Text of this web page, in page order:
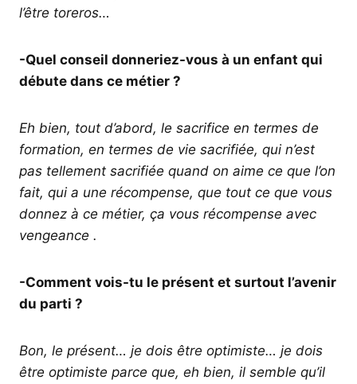
l’être toreros…
-Quel conseil donneriez-vous à un enfant qui
débute dans ce métier ?
Eh bien, tout d’abord, le sacrifice en termes de
formation, en termes de vie sacrifiée, qui n’est
pas tellement sacrifiée quand on aime ce que l’on
fait, qui a une récompense, que tout ce que vous
donnez à ce métier, ça vous récompense avec
vengeance .
-Comment vois-tu le présent et surtout l’avenir
du parti ?
Bon, le présent… je dois être optimiste… je dois
être optimiste parce que, eh bien, il semble qu’il